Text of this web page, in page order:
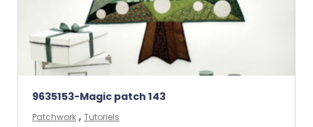
9635153-Magic patch 143
Patchwork , Tutoriels